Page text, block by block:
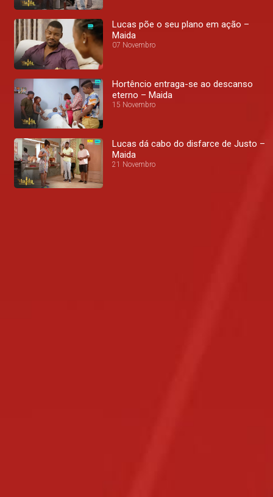
Lucas põe o seu plano em ação –
Maida
07 Novembro
Hortêncio entraga-se ao descanso
eterno – Maida
15 Novembro
Lucas dá cabo do disfarce de Justo –
Maida
21 Novembro